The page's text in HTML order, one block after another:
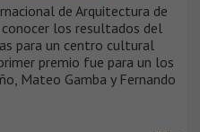
de Arquitectura de
conocer los resultados del
para un centro cultural
premio fue para un los
Mateo Gamba y Fernando